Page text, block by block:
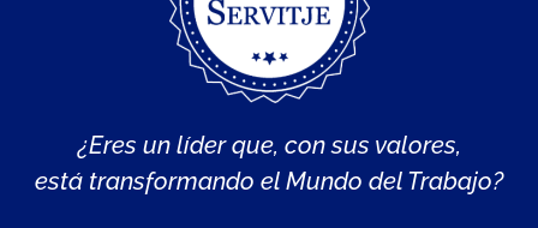
¿Eres un líder que, con sus valores,
está transformando el Mundo del Trabajo?